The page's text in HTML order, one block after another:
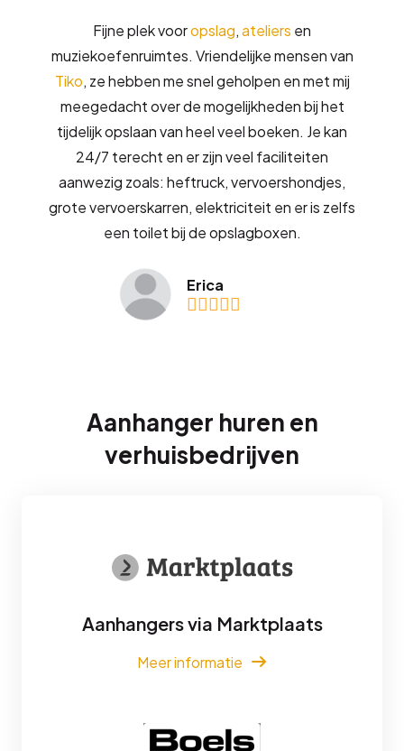
Fijne plek vooropslag,ateliers en
muziekoefenruimtes. Vriendelijke mensen van
Tiko, ze hebben me snel geholpen en met mij
meegedacht over de mogelijkheden bij het
tijdelijk opslaan van heel veel boeken. Je kan
24/7 terecht en er zijn veel faciliteiten
aanwezig zoals: heftruck, vervoershondjes,
grote vervoerskarren, elektriciteit en er is zelfs
een toilet bij de opslagboxen.
Erica
Aanhanger huren en
verhuisbedrijven
Aanhangers via Marktplaats
Meer informatie